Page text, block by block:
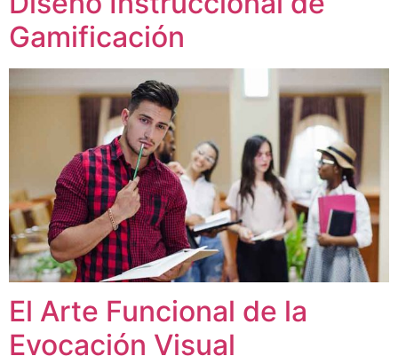
Gamificación
El Arte Funcional de la
Evocación Visual